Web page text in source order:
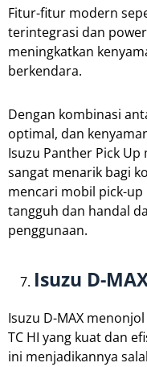
Fitur-fitur modern
terintegrasi dan
meningkatkan
berkendara.
Dengan kombinasi
optimal, dan
Isuzu Panther Pick
sangat menarik bagi
mencari mobil pick-
tangguh dan handal
penggunaan.
Isuzu D-
Isuzu D-MAX
TC HI yang kuat dan
ini menjadikannya